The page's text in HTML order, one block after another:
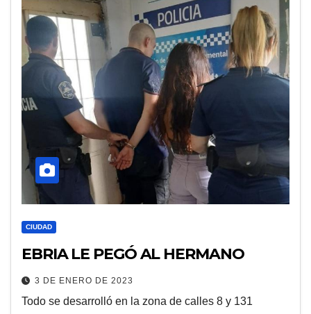
CIUDAD
EBRIA LE PEGÓ AL HERMANO
3 DE ENERO DE 2023
Todo se desarrolló en la zona de calles 8 y 131